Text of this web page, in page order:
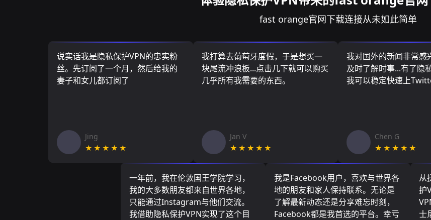
fast orange官网下载连接从未如此简单
说实话我是隐私保护VPN的忠实粉
丝。先订阅了一个月，然后给我的
妻子和女儿都订阅了
Jing
★★★★★
我打算去葡萄牙度假，于是想买一
块尾流冲浪板...点击几下就可以购买
几乎所有我需要的东西。
Jan V
★★★★★
我对国外的新闻非常感
及时了解时事...有了隐
我可以稳定快速上
Chen G
★★★★★
一年前，我在伦敦国王学院学习，
我的大多数朋友都来自世界各地，
只能通过Instagram与他们交流。
我借助隐私保护VPN实现了这个目
我是Facebook用户，喜欢与世界各
地的朋友和家人保持联系。无论是
了解最新动态还是分享难忘时刻，
Facebook都是我首选的平台。幸亏
从
护
士